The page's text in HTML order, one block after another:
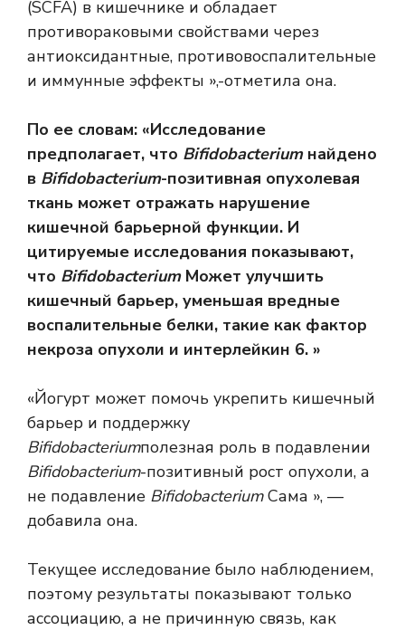
(SCFA) в кишечнике и обладает
противораковыми свойствами через
антиоксидантные, противовоспалительные
и иммунные эффекты »,-отметила она.
По ее словам: «Исследование
предполагает, что Bifidobacteriumнайдено
в Bifidobacterium-позитивная опухолевая
ткань может отражать нарушение
кишечной барьерной функции. И
цитируемые исследования показывают,
что BifidobacteriumМожет улучшить
кишечный барьер, уменьшая вредные
воспалительные белки, такие как фактор
некроза опухоли и интерлейкин 6. »
«Йогурт может помочь укрепить кишечный
барьер и поддержку
Bifidobacteriumполезная роль в подавлении
Bifidobacterium-позитивный рост опухоли, а
не подавление BifidobacteriumСама », —
добавила она.
Текущее исследование было наблюдением,
поэтому результаты показывают только
ассоциацию, а не причинную связь, как